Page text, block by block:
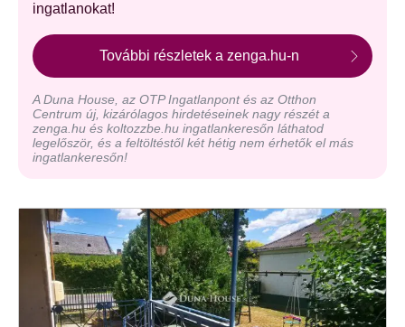
ingatlanokat!
További részletek a zenga.hu-n
A Duna House, az OTP Ingatlanpont és az Otthon
Centrum új, kizárólagos hirdetéseinek nagy részét a
zenga.hu és koltozzbe.hu ingatlankeresőn láthatod
legelőször, és a feltöltéstől két hétig nem érhetők el más
ingatlankeresőn!